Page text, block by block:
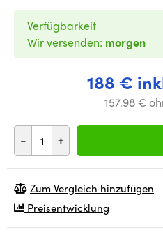
188 €
157.98 €
- +
Verfügbarkeit
Wir versenden: morgen
Zum Vergleich hinzufügen
Preisentwicklung